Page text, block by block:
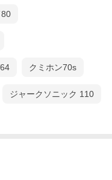
クミホン70s
ジャークソニック 110